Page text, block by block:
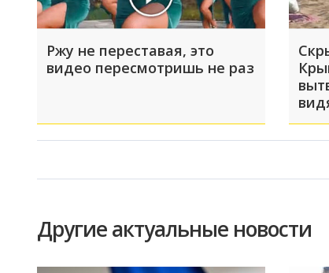
Ржу не переставая, это
видео пересмотришь не раз
Другие актуальные новости